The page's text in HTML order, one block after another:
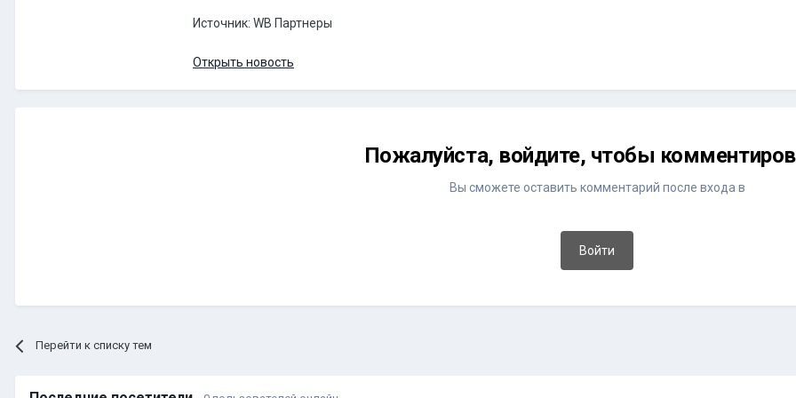
Источник: WB Партнеры
Открыть новость
Пожалуйста, войдите, чтобы
Вы сможете оставить комментарий после входа в
Войти
Перейти к списку тем